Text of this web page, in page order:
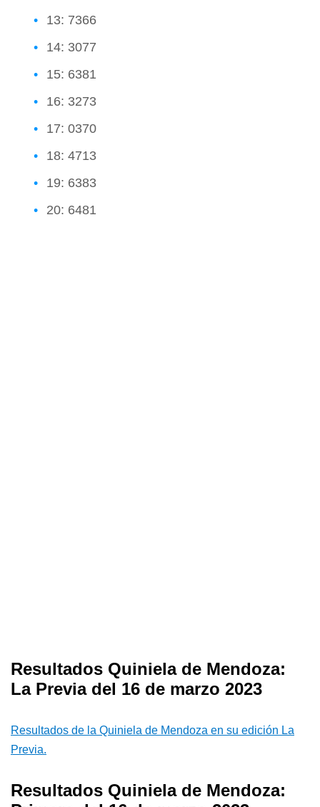
13: 7366
14: 3077
15: 6381
16: 3273
17: 0370
18: 4713
19: 6383
20: 6481
Resultados Quiniela de Mendoza:
La Previa del 16 de marzo 2023
Resultados de la Quiniela de Mendoza en su edición La
Previa.
Resultados Quiniela de Mendoza: